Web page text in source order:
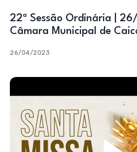
22ª Sessão Ordinária |
Câmara Municipal de
26/04/2023